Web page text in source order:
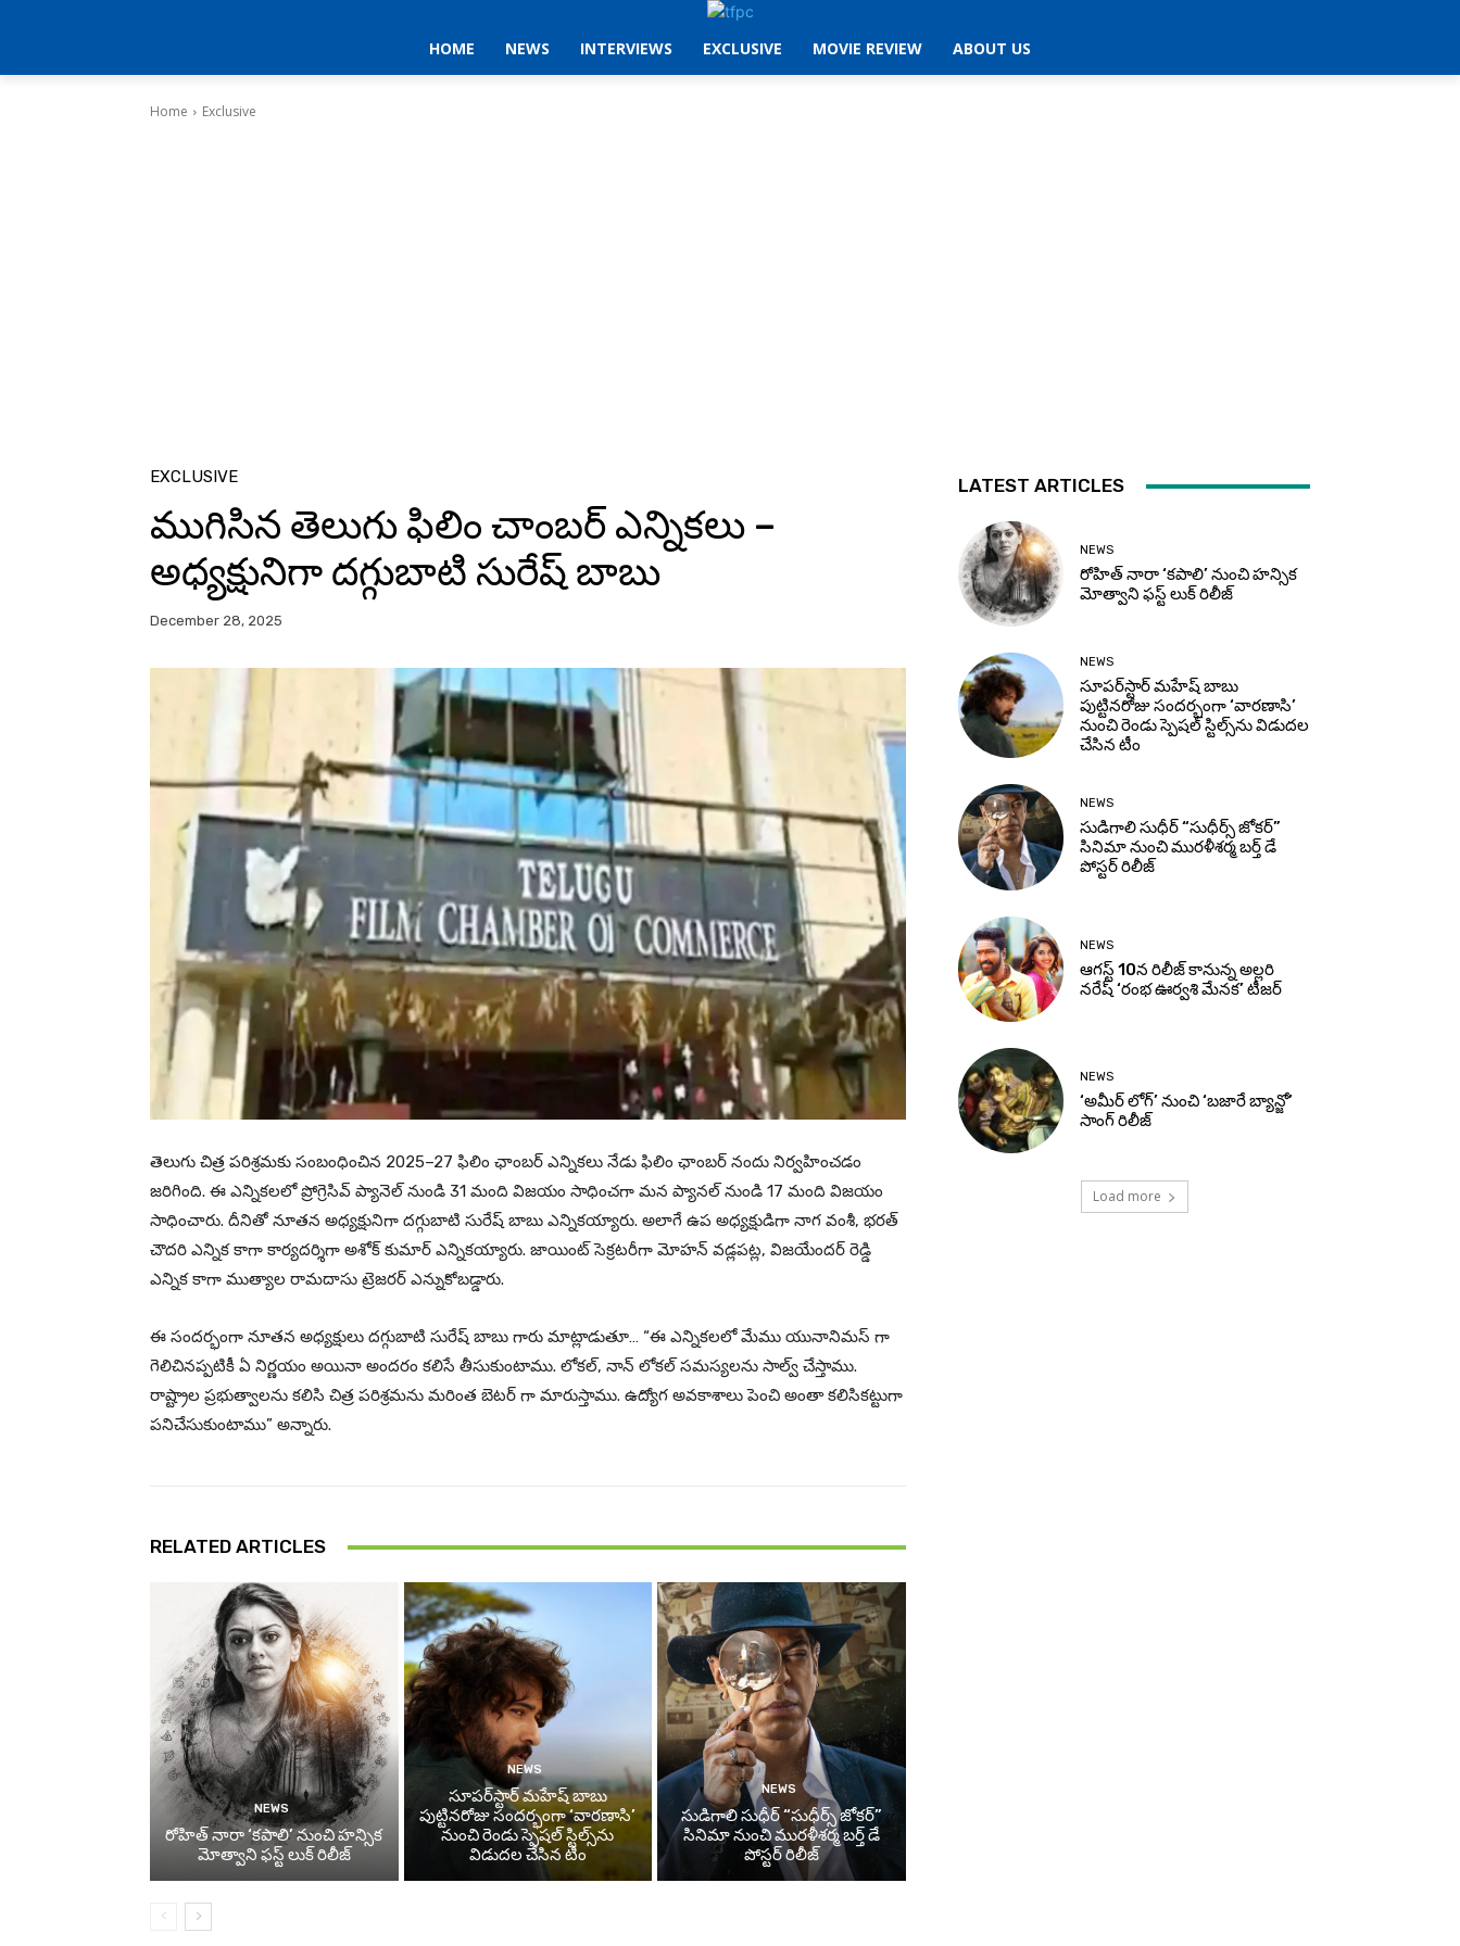
HOME NEWS INTERVIEWS EXCLUSIVE MOVIE REVIEW ABOUT US
Home Exclusive
EXCLUSIVE
ముగిసిన తెలుగు ఫిలిం చాంబర్ ఎన్నికలు –
అధ్యక్షునిగా దగ్గుబాటి సురేష్ బాబు
December 28, 2025
తెలుగు చిత్ర పరిశ్రమకు సంబంధించిన 2025–27 ఫిలిం ఛాంబర్ ఎన్నికలు నేడు ఫిలిం ఛాంబర్ నందు నిర్వహించడం
జరిగింది. ఈ ఎన్నికలలో ప్రోగ్రెసివ్ ప్యానెల్ నుండి 31 మంది విజయం సాధించగా మన ప్యానల్ నుండి 17 మంది విజయం
సాధించారు. దీనితో నూతన అధ్యక్షునిగా దగ్గుబాటి సురేష్ బాబు ఎన్నికయ్యారు. అలాగే ఉప అధ్యక్షుడిగా నాగ వంశీ, భరత్
చౌదరి ఎన్నిక కాగా కార్యదర్శిగా అశోక్ కుమార్ ఎన్నికయ్యారు. జాయింట్ సెక్రటరీగా మోహన్ వడ్లపట్ల, విజయేందర్ రెడ్డి
ఎన్నిక కాగా ముత్యాల రామదాసు ట్రెజరర్ ఎన్నుకోబడ్డారు.
ఈ సందర్భంగా నూతన అధ్యక్షులు దగ్గుబాటి సురేష్ బాబు గారు మాట్లాడుతూ… “ఈ ఎన్నికలలో మేము యునానిమస్ గా
గెలిచినప్పటికీ ఏ నిర్ణయం అయినా అందరం కలిసే తీసుకుంటాము. లోకల్, నాన్ లోకల్ సమస్యలను సాల్వ్ చేస్తాము.
రాష్ట్రాల ప్రభుత్వాలను కలిసి చిత్ర పరిశ్రమను మరింత బెటర్ గా మారుస్తాము. ఉద్యోగ అవకాశాలు పెంచి అంతా కలిసికట్టుగా
పనిచేసుకుంటాము” అన్నారు.
RELATED ARTICLES
NEWS
రోహిత్ నారా ‘కపాలి’ నుంచి హన్సిక
మోత్వాని ఫస్ట్ లుక్ రిలీజ్
NEWS
సూప‌ర్‌స్టార్ మహేష్ బాబు
పుట్టినరోజు సందర్భంగా ‘వారణాసి’
నుంచి రెండు స్పెషల్ స్టిల్స్‌ను
విడుదల చేసిన టీం
NEWS
సుడిగాలి సుధీర్ “సుధీర్స్ జోకర్”
సినిమా నుంచి మురళీశర్మ బర్త్ డే
పోస్టర్ రిలీజ్
LATEST ARTICLES
NEWS
రోహిత్ నారా ‘కపాలి’ నుంచి హన్సిక
మోత్వాని ఫస్ట్ లుక్ రిలీజ్
NEWS
సూప‌ర్‌స్టార్ మహేష్ బాబు
పుట్టినరోజు సందర్భంగా ‘వారణాసి’
నుంచి రెండు స్పెషల్ స్టిల్స్‌ను విడుదల
చేసిన టీం
NEWS
సుడిగాలి సుధీర్ “సుధీర్స్ జోకర్”
సినిమా నుంచి మురళీశర్మ బర్త్ డే
పోస్టర్ రిలీజ్
NEWS
ఆగస్ట్ 10న రిలీజ్ కానున్న అల్లరి
నరేష్ ‘రంభ ఊర్వశి మేనక’ టీజర్
NEWS
‘అమీర్ లోగ్’ నుంచి ‘బజారే బ్యాన్జో’
సాంగ్ రిలీజ్
Load more